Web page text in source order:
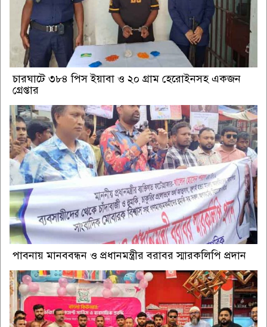
চারঘাটে ৩৮৪ পিস ইয়াবা ও ২০ গ্রাম হেরোইনসহ একজন
গ্রেপ্তার
পাবনায় মানববন্ধন ও প্রধানমন্ত্রীর বরাবর স্মারকলিপি প্রদান